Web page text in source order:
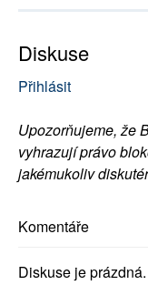
Diskuse
Přihlásit
Upozorňujeme, že
vyhrazují právo
jakémukoliv
Komentáře
Diskuse je prázdná.